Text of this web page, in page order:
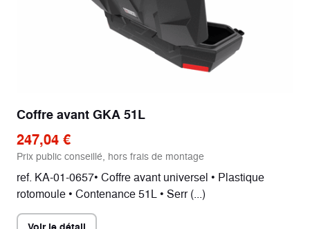
Coffre avant GKA 51L
247,04 €
Prix public conseillé, hors frais de montage
ref. KA-01-0657• Coffre avant universel • Plastique
rotomoule • Contenance 51L • Serr (...)